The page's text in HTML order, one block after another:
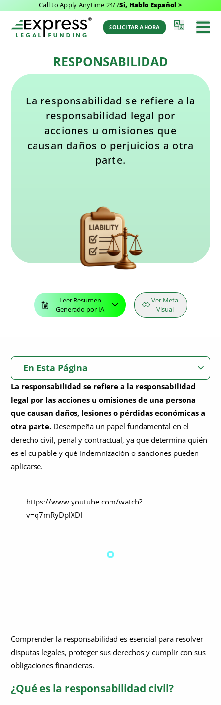
Call to Apply Anytime 24/7Si, Hablo Español >
SOLICITAR AHORA
Volver al
Glosario
por Aaron Winston
RESPONSABILIDAD
La responsabilidad se refiere a la
responsabilidad legal por
acciones u omisiones que
causan daños o perjuicios a otra
parte.
Leer Resumen
Generado por IA
Ver Meta
Visual
En Esta Página
¿Qué es la responsabilidad civil?
¿Qué es la responsabilidad legal?
Resumen de la responsabilidad legal
¿Cuáles son los diferentes tipos de responsabilidad?
Cómo demostrar la responsabilidad
¿Cuál es la diferencia entre responsabilidad civil y penal?
¿Existen límites a la responsabilidad legal?
¿Qué debo hacer si me lesiono y creo que otra persona es
responsable?
responsabilidad civil?
La responsabilidad se refiere a la responsabilidad
legal por las acciones u omisiones de una persona
que causan daños, lesiones o pérdidas económicas a
otra parte. Desempeña un papel fundamental en el
derecho civil, penal y contractual, ya que determina quién
es el culpable y qué indemnización o sanciones pueden
aplicarse.
https://www.youtube.com/watch?
v=q7mRyDplXDI
Comprender la responsabilidad es esencial para resolver
disputas legales, proteger sus derechos y cumplir con sus
obligaciones financieras.
¿Qué es la responsabilidad civil?